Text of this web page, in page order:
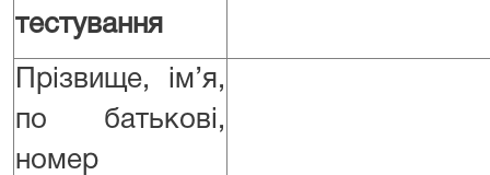
тестування
Прізвище, ім’я,
по батькові,
номер